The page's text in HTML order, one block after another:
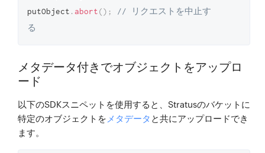
putObject .abort() ;
// リクエストを中止す
る
メタデータ付きでオブジェクトをアップロ
ード
以下のSDKスニペットを使用すると、Stratusのバケットに
特定のオブジェクトを メタデータ と共にアップロードでき
ます。